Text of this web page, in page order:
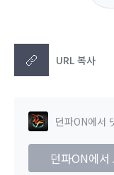
URL 복사
던파ON에서
던파ON에서